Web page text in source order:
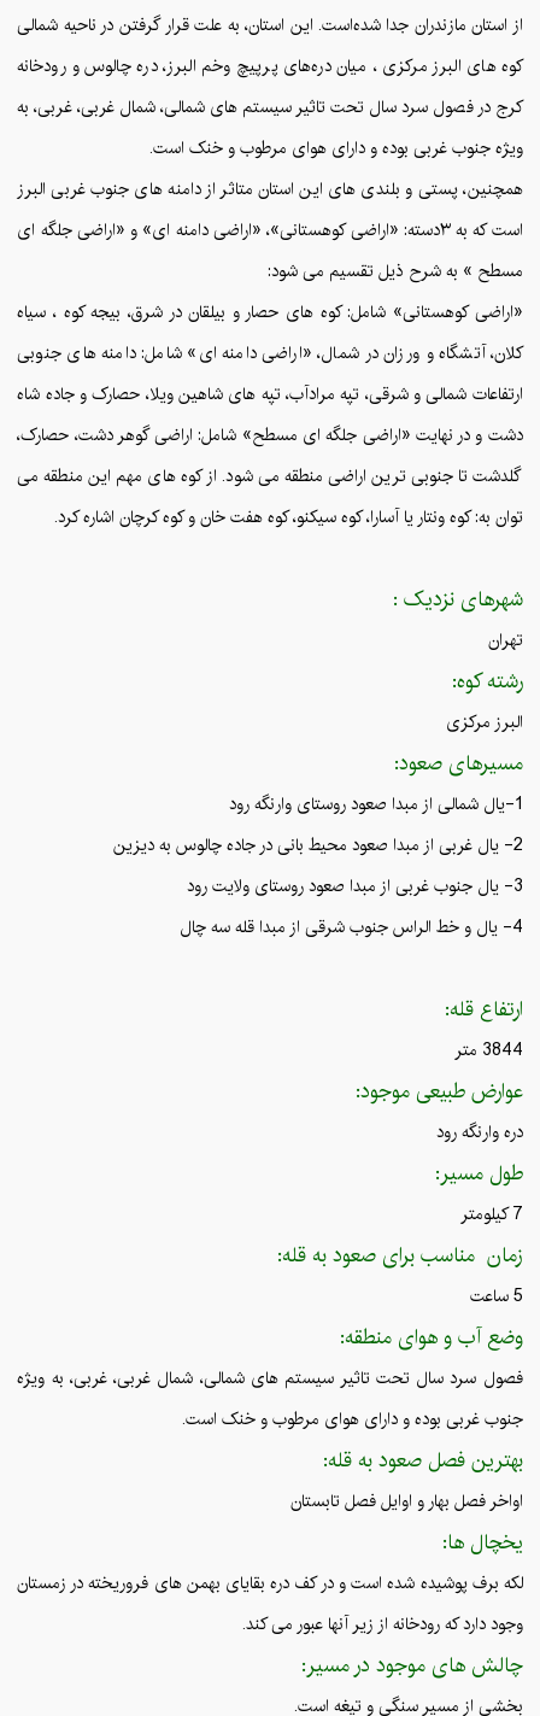
از استان مازندران جدا شده‌است. این استان، به علت قرار گرفتن در ناحیه شمالی
کوه های البرز مرکزی ، میان دره‌های پرپیچ ‌وخم البرز، دره چالوس و رودخانه
کرج در فصول سرد سال تحت تاثیر سیستم های شمالی، شمال غربی، غربی، به
ویژه جنوب غربی بوده و دارای هوای مرطوب و خنک است.
همچنین، پستی و بلندی های این استان متاثر از دامنه های جنوب غربی البرز
است که به ۳دسته: «اراضی کوهستانی»، «اراضی دامنه ای» و «اراضی جلگه ای
مسطح » به شرح ذیل تقسیم می شود:
«اراضی کوهستانی» شامل: کوه های حصار و بیلقان در شرق، بیجه کوه ، سیاه
کلان، آتشگاه و ورزان در شمال، «اراضی دامنه ای» شامل: دامنه های جنوبی
ارتفاعات شمالی و شرقی، تپه مرادآب، تپه های شاهین ویلا، حصارک و جاده شاه
دشت و در نهایت «اراضی جلگه ای مسطح» شامل: اراضی گوهر دشت، حصارک،
گلدشت تا جنوبی ترین اراضی منطقه می شود. از کوه های مهم این منطقه می
توان به: کوه ونتار یا آسارا، کوه سیکنو، کوه هفت خان و کوه کرچان اشاره کرد.
شهرهای نزدیک :
تهران
رشته کوه:
البرز مرکزی
مسیرهای صعود:
1-یال شمالی از مبدا صعود روستای وارنگه رود
2- یال غربی از مبدا صعود محیط بانی در جاده چالوس به دیزین
3- یال جنوب غربی از مبدا صعود روستای ولایت رود
4- یال و خط الراس جنوب شرقی از مبدا قله سه چال
ارتفاع قله:
3844 متر
عوارض طبیعی موجود:
دره وارنگه رود
طول مسیر:
7 کیلومتر
زمان مناسب برای صعود به قله:
5 ساعت
وضع آب و هوای منطقه:
فصول سرد سال تحت تاثیر سیستم های شمالی، شمال غربی، غربی، به ویژه
جنوب غربی بوده و دارای هوای مرطوب و خنک است.
بهترین فصل صعود به قله:
اواخر فصل بهار و اوایل فصل تابستان
یخچال ها:
لکه برف پوشیده شده است و در کف دره بقایای بهمن های فروریخته در زمستان
وجود دارد که رودخانه از زیر آنها عبور می کند.
چالش های موجود در مسیر:
بخشی از مسیر سنگی و تیغه است.